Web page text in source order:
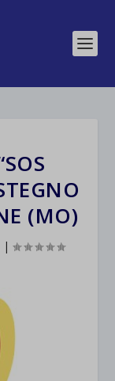
(MO)
|